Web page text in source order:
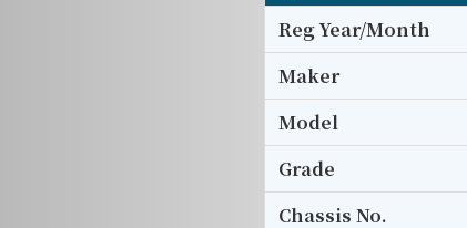
Reg Year/Month
Maker
Model
Grade
Chassis No.